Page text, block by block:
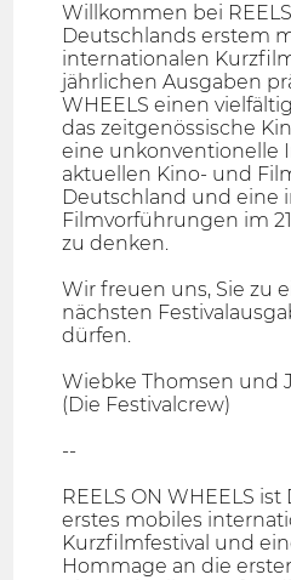
Willkommen bei
Deutschlands erstem
internationalen
jährlichen Ausgaben
WHEELS einen
das zeitgenössische
eine unkonventionelle
aktuellen Kino- und
Deutschland und eine
Filmvorführungen im
zu denken.
Wir freuen uns, Sie zu
nächsten
dürfen.
Wiebke Thomsen und
(Die Festivalcrew)
--
REELS ON WHEELS
erstes mobiles
Kurzfilmfestival und
Hommage an die